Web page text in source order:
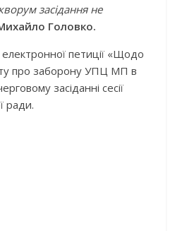
засідання не
Головко.
петиції «Щодо
про заборону УПЦ МП в
засіданні сесії
ради.